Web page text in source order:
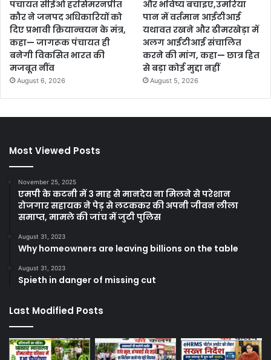
पंचायत सीईओ हरसिमरनप्रीत
कौर ने जनपद अधिकारियों को
दिए प्रभावी क्रियान्वयन के मंत्र,
कहा— जागरूक पंचायत ही
बनेगी विकसित भारत की
मजबूत नींव
August 6, 2026
और भविष्य बचाइए,उमरिया
पान में वर्तमान आईटीआई
यथावत रखने और ढीमरखेड़ा में
अलग आईटीआई संचालित
करने की मांग, कहा— छात्र हित
से बड़ा कोई मुद्दा नहीं
August 5, 2026
Most Viewed Posts
November 25, 2025
एमपी के कटनी में 3 माह से मानदेय ना मिलने से परेशान
रोजगार सहायक ने पेड़ से लटककर की अपनी जीवन लीला
समाप्त, मामले की जांच में जुटी पुलिस
August 31, 2023
Why homeowners are leaving billions on the table
August 31, 2023
Spieth in danger of missing cut
Last Modified Posts